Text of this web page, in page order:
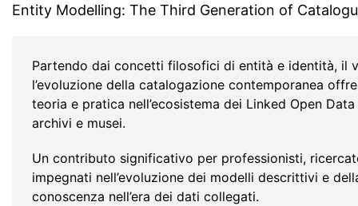
Entity Modelling: The Third Generation of
Partendo dai concetti filosofici di entità e identità, il
l’evoluzione della catalogazione contemporanea
teoria e pratica nell’ecosistema dei Linked Open
archivi e musei.
Un contributo significativo per professionisti,
impegnati nell’evoluzione dei modelli descrittivi e
conoscenza nell’era dei dati collegati.